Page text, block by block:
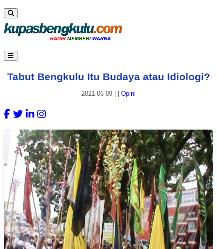
Tabut Bengkulu Itu Budaya atau Idiologi?
2021-06-09 Opini